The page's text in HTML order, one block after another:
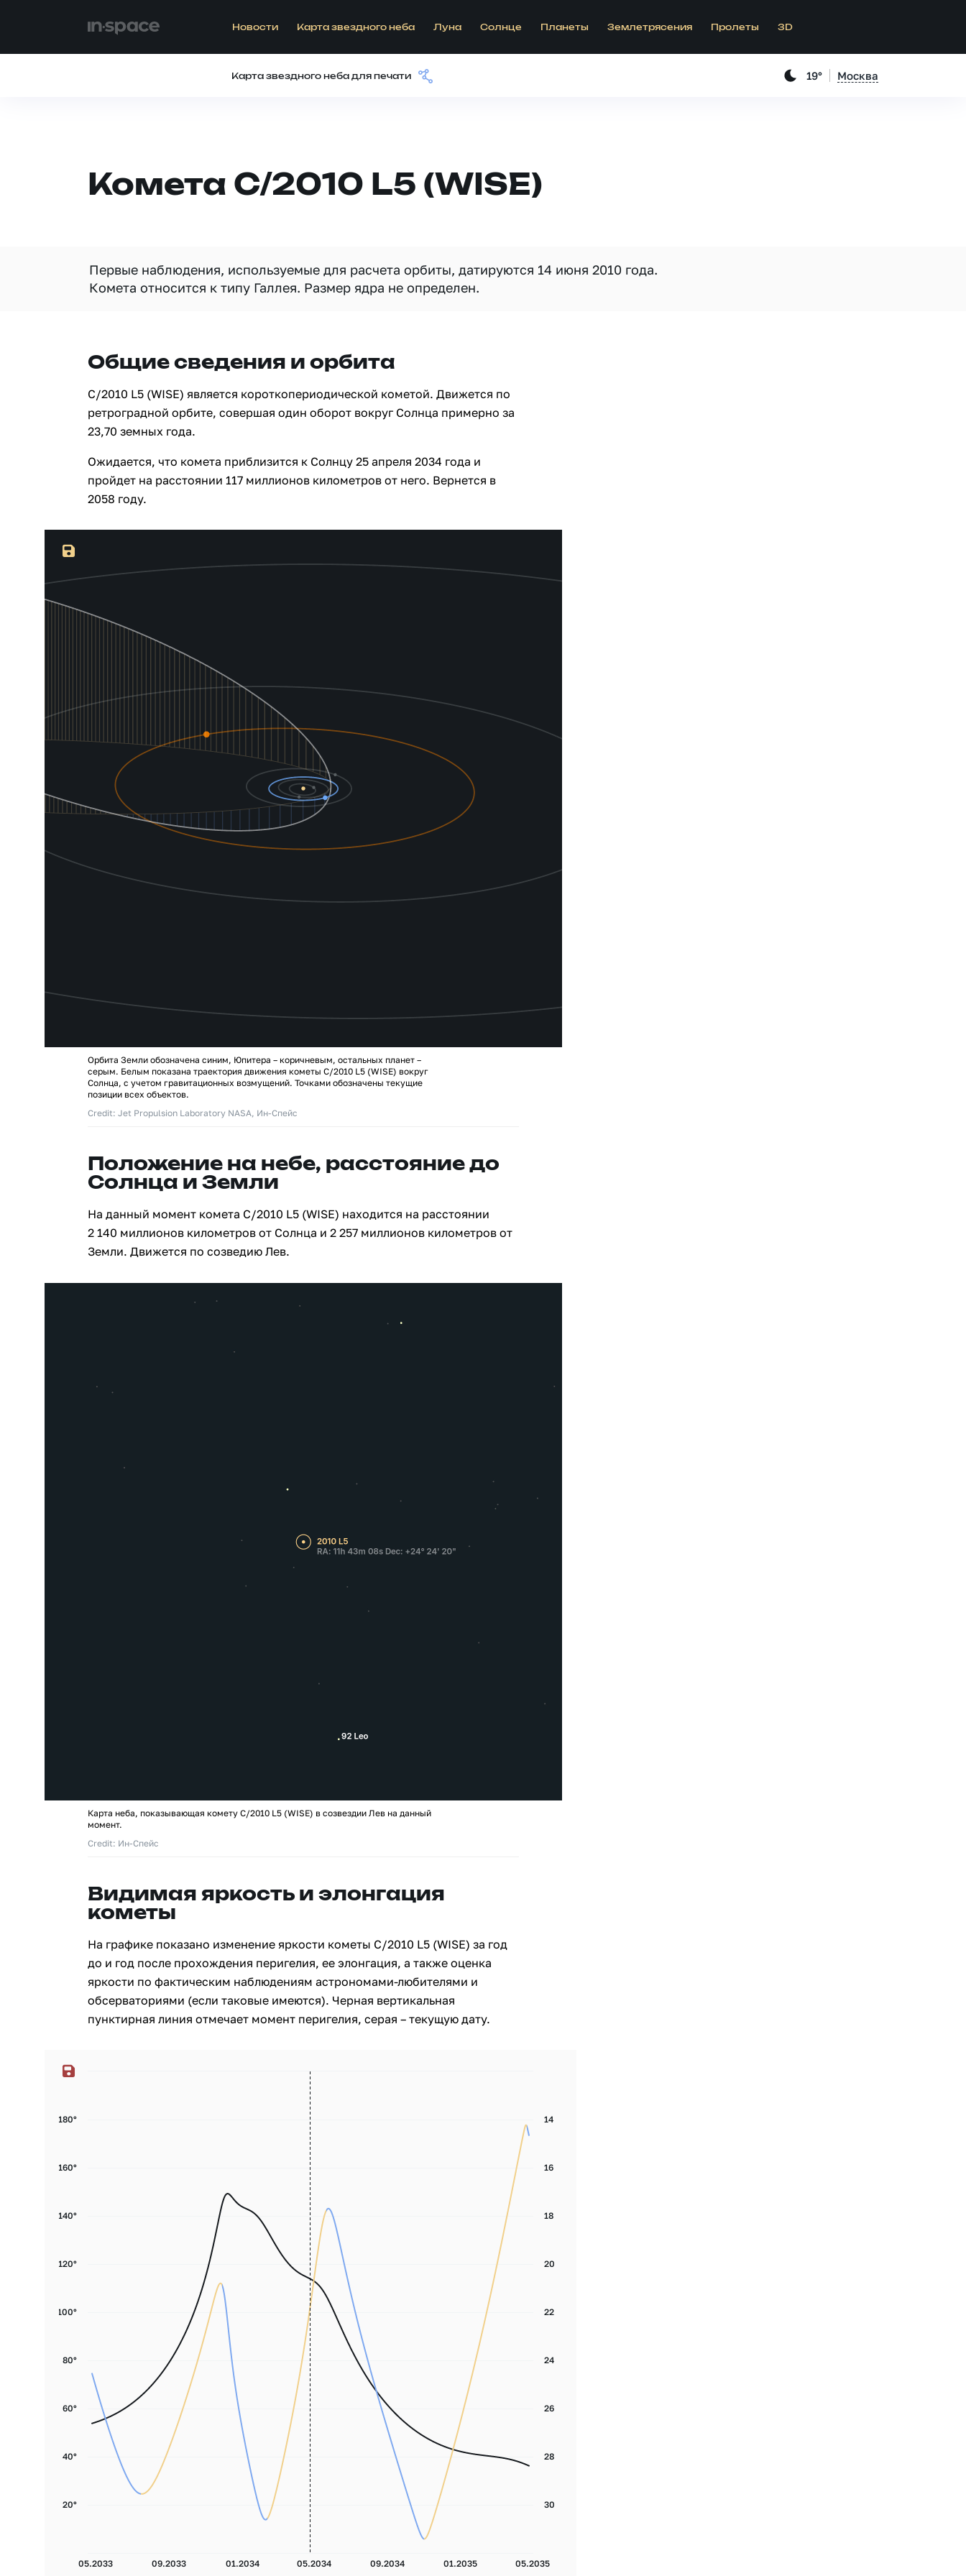
Новости Карта звездного неба Луна Солнце Планеты Землетрясения Пролеты 3D
Карта звездного неба для печати 19° Москва
Комета C/2010 L5 (WISE)
Первые наблюдения, используемые для расчета орбиты, датируются 14 июня 2010 года.
Комета относится к типу Галлея. Размер ядра не определен.
Общие сведения и орбита
C/2010 L5 (WISE) является короткопериодической кометой. Движется по
ретроградной орбите, совершая один оборот вокруг Солнца примерно за
23,70 земных года.
Ожидается, что комета приблизится к Солнцу 25 апреля 2034 года и
пройдет на расстоянии 117 миллионов километров от него. Вернется в
2058 году.
Орбита Земли обозначена синим, Юпитера – коричневым, остальных планет –
серым. Белым показана траектория движения кометы C/2010 L5 (WISE) вокруг
Солнца, с учетом гравитационных возмущений. Точками обозначены текущие
позиции всех объектов.
Credit: Jet Propulsion Laboratory NASA, Ин-Спейс
Положение на небе, расстояние до
Солнца и Земли
На данный момент комета C/2010 L5 (WISE) находится на расстоянии
2 140 миллионов километров от Солнца и 2 257 миллионов километров от
Земли. Движется по созведию Лев.
Карта неба, показывающая комету C/2010 L5 (WISE) в созвездии Лев на данный
момент.
Credit: Ин-Спейс
Видимая яркость и элонгация
кометы
На графике показано изменение яркости кометы C/2010 L5 (WISE) за год
до и год после прохождения перигелия, ее элонгация, а также оценка
яркости по фактическим наблюдениям астрономами-любителями и
обсерваториями (если таковые имеются). Черная вертикальная
пунктирная линия отмечает момент перигелия, серая – текущую дату.
05.2033 09.2033 01.2034 05.2034 09.2034 01.2035 05.2035
14
16
18
20
22
24
26
28
30
20°
40°
60°
80°
100°
120°
140°
160°
180°